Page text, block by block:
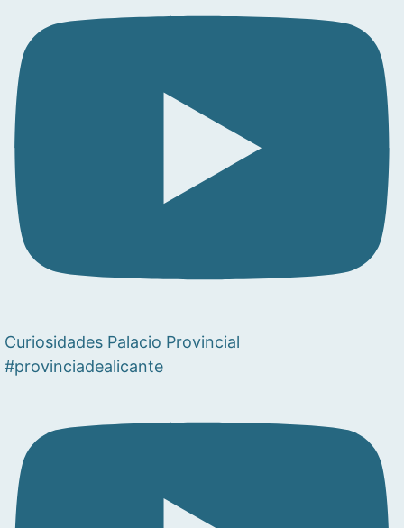
Curiosidades Palacio Provincial
#provinciadealicante